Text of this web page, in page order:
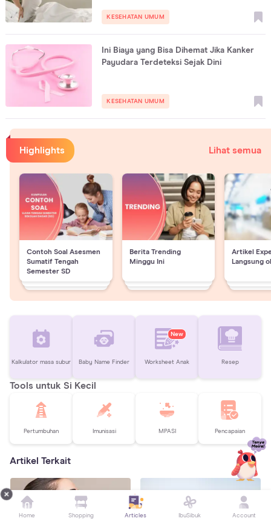
KESEHATAN UMUM
Ini Biaya yang Bisa Dihemat Jika Kanker
Payudara Terdeteksi Sejak Dini
KESEHATAN UMUM
Highlights Lihat semua
Contoh Soal Asesmen
Sumatif Tengah
Semester SD
Berita Trending
Minggu Ini
Artikel
Langsung
Kalkulator masa subur Baby Name Finder
New
Worksheet Anak Resep
Tools untuk Si Kecil
Pertumbuhan Imunisasi MPASI Pencapaian
Artikel Terkait
Home Shopping Articles IbuSibuk Account